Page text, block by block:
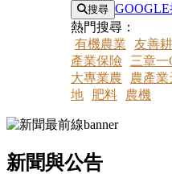
搜尋
熱門搜尋：
有機農業
友善
產業保險
三章一
大專業農
農產業
地
肥料 農機
新聞與公告